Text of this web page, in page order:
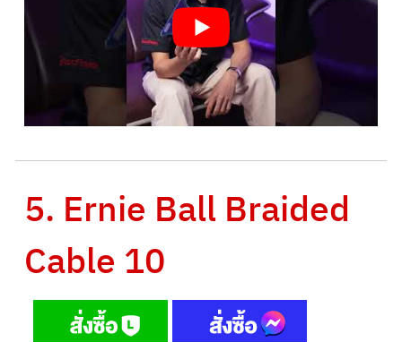
5. Ernie Ball Braided
Cable 10